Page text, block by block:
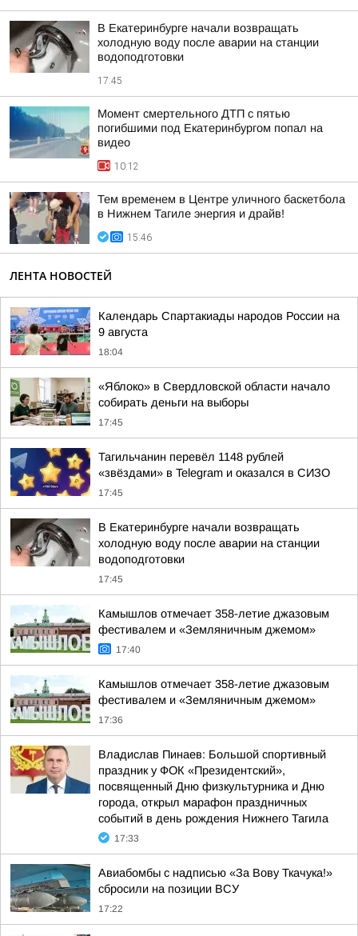
В Екатеринбурге начали возвращать
холодную воду после аварии на станции
водоподготовки
17:45
Момент смертельного ДТП с пятью
погибшими под Екатеринбургом попал на
видео
10:12
Тем временем в Центре уличного баскетбола
в Нижнем Тагиле энергия и драйв!
15:46
ЛЕНТА НОВОСТЕЙ
Календарь Спартакиады народов России на
9 августа
18:04
«Яблоко» в Свердловской области начало
собирать деньги на выборы
17:45
Тагильчанин перевёл 1148 рублей
«звёздами» в Telegram и оказался в СИЗО
17:45
В Екатеринбурге начали возвращать
холодную воду после аварии на станции
водоподготовки
17:45
Камышлов отмечает 358-летие джазовым
фестивалем и «Земляничным джемом»
17:40
Камышлов отмечает 358-летие джазовым
фестивалем и «Земляничным джемом»
17:36
Владислав Пинаев: Большой спортивный
праздник у ФОК «Президентский»,
посвященный Дню физкультурника и Дню
города, открыл марафон праздничных
событий в день рождения Нижнего Тагила
17:33
Авиабомбы с надписью «За Вову Ткачука!»
сбросили на позиции ВСУ
17:22